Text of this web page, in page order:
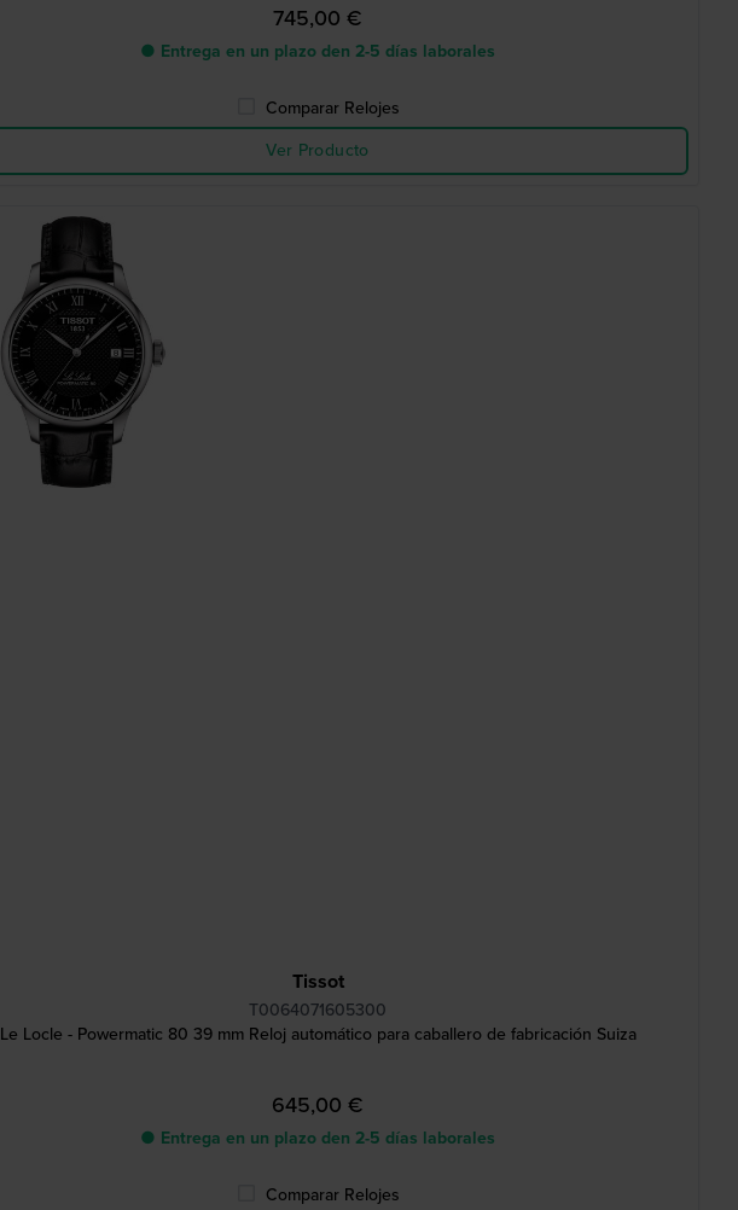
745,00 €
● Entrega en un plazo den 2-5 días laborales
Comparar Relojes
Ver Producto
Tissot
T0064071605300
Le Locle - Powermatic 80 39 mm Reloj automático para caballero de fabricación Suiza
645,00 €
● Entrega en un plazo den 2-5 días laborales
Comparar Relojes